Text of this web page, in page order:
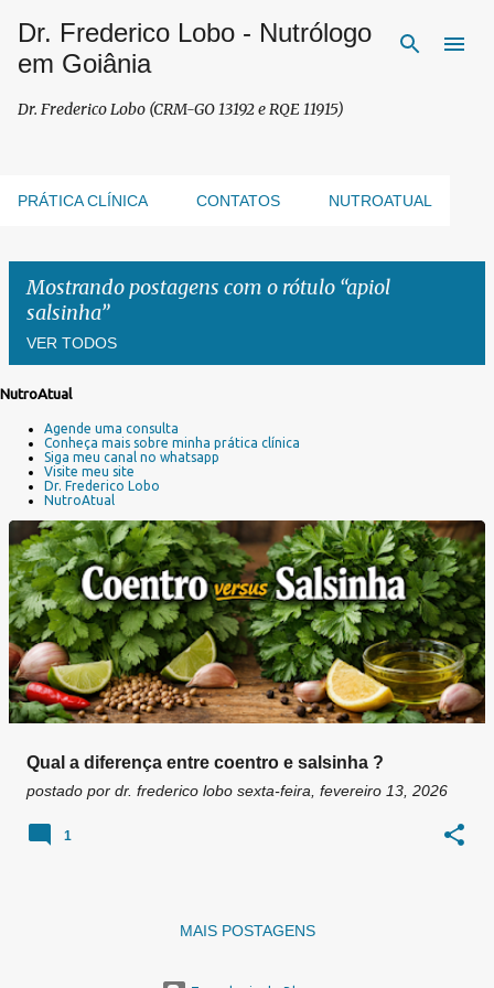
Pular para o conteúdo principal
Dr. Frederico Lobo - Nutrólogo
em Goiânia
Dr. Frederico Lobo (CRM-GO 13192 e RQE 11915)
PRÁTICA CLÍNICA CONTATOS NUTROATUAL
Mostrando postagens com o rótulo apiol
salsinha
VER TODOS
g
e
n
NutroAtual
Agende uma consulta
Conheça mais sobre minha prática clínica
Siga meu canal no whatsapp
Visite meu site
Dr. Frederico Lobo
NutroAtual
Qual a diferença entre coentro e salsinha ?
postado por dr. frederico lobo sexta-feira, fevereiro 13, 2026
1
MAIS POSTAGENS